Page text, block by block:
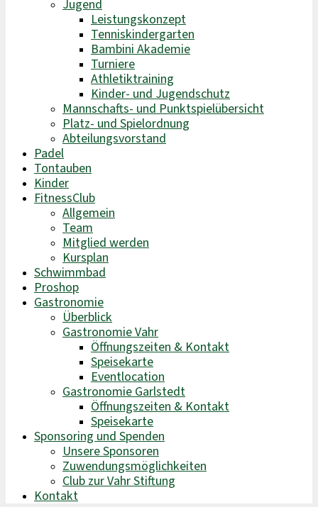
Jugend
Leistungskonzept
Tenniskindergarten
Bambini Akademie
Turniere
Athletiktraining
Kinder- und Jugendschutz
Mannschafts- und Punktspielübersicht
Platz- und Spielordnung
Abteilungsvorstand
Padel
Tontauben
Kinder
FitnessClub
Allgemein
Team
Mitglied werden
Kursplan
Schwimmbad
Proshop
Gastronomie
Überblick
Gastronomie Vahr
Öffnungszeiten & Kontakt
Speisekarte
Eventlocation
Gastronomie Garlstedt
Öffnungszeiten & Kontakt
Speisekarte
Sponsoring und Spenden
Unsere Sponsoren
Zuwendungsmöglichkeiten
Club zur Vahr Stiftung
Kontakt